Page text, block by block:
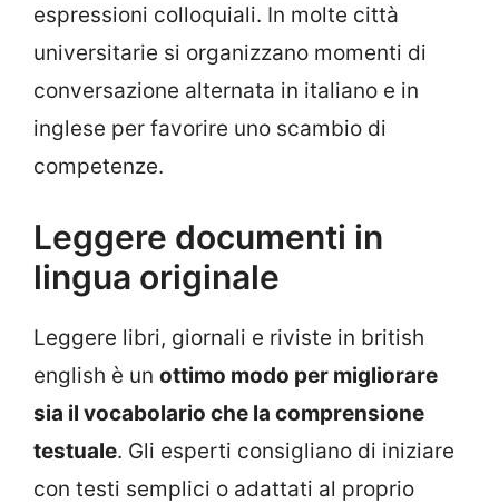
espressioni colloquiali. In molte città
universitarie si organizzano momenti di
conversazione alternata in italiano e in
inglese per favorire uno scambio di
competenze.
Leggere documenti in
lingua originale
Leggere libri, giornali e riviste in british
english è un ottimo modo per migliorare
sia il vocabolario che la comprensione
testuale. Gli esperti consigliano di iniziare
con testi semplici o adattati al proprio